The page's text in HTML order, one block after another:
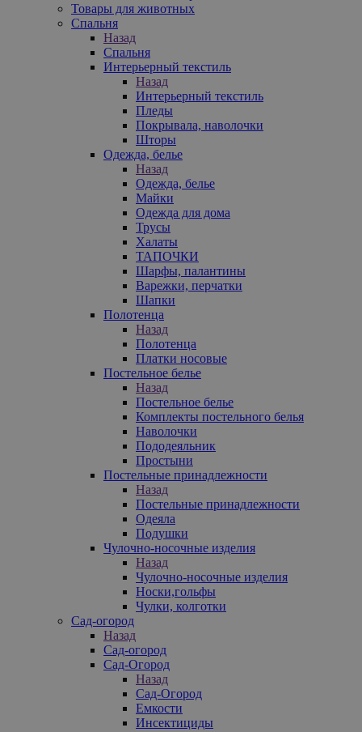
Товары для животных
Спальня
Назад
Спальня
Интерьерный текстиль
Назад
Интерьерный текстиль
Пледы
Покрывала, наволочки
Шторы
Одежда, белье
Назад
Одежда, белье
Майки
Одежда для дома
Трусы
Халаты
ТАПОЧКИ
Шарфы, палантины
Варежки, перчатки
Шапки
Полотенца
Назад
Полотенца
Платки носовые
Постельное белье
Назад
Постельное белье
Комплекты постельного белья
Наволочки
Пододеяльник
Простыни
Постельные принадлежности
Назад
Постельные принадлежности
Одеяла
Подушки
Чулочно-носочные изделия
Назад
Чулочно-носочные изделия
Носки,гольфы
Чулки, колготки
Сад-огород
Назад
Сад-огород
Сад-Огород
Назад
Сад-Огород
Емкости
Инсектициды